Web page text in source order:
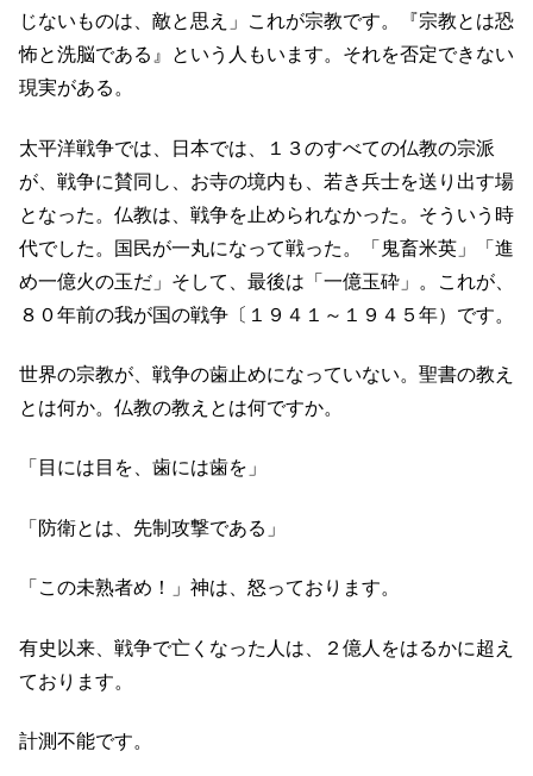
じないものは、敵と思え」これが宗教です。『宗教とは恐
怖と洗脳である』という人もいます。それを否定できない
現実がある。
太平洋戦争では、日本では、１３のすべての仏教の宗派
が、戦争に賛同し、お寺の境内も、若き兵士を送り出す場
となった。仏教は、戦争を止められなかった。そういう時
代でした。国民が一丸になって戦った。「鬼畜米英」「進
め一億火の玉だ」そして、最後は「一億玉砕」。これが、
８０年前の我が国の戦争〔１９４１～１９４５年）です。
世界の宗教が、戦争の歯止めになっていない。聖書の教え
とは何か。仏教の教えとは何ですか。
「目には目を、歯には歯を」
「防衛とは、先制攻撃である」
「この未熟者め！」神は、怒っております。
有史以来、戦争で亡くなった人は、２億人をはるかに超え
ております。
計測不能です。